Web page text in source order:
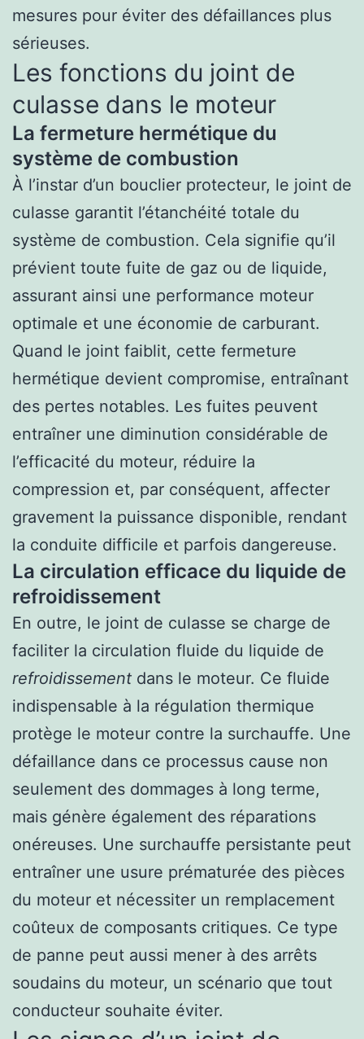
mesures pour éviter des défaillances plus
sérieuses.
Les fonctions du joint de
culasse dans le moteur
La fermeture hermétique du
système de combustion
À l’instar d’un bouclier protecteur, le joint de
culasse garantit l’étanchéité totale du
système de combustion. Cela signifie qu’il
prévient toute fuite de gaz ou de liquide,
assurant ainsi une performance moteur
optimale et une économie de carburant.
Quand le joint faiblit, cette fermeture
hermétique devient compromise, entraînant
des pertes notables. Les fuites peuvent
entraîner une diminution considérable de
l’efficacité du moteur, réduire la
compression et, par conséquent, affecter
gravement la puissance disponible, rendant
la conduite difficile et parfois dangereuse.
La circulation efficace du liquide de
refroidissement
En outre, le joint de culasse se charge de
faciliter la circulation fluide du liquide de
refroidissement dans le moteur. Ce fluide
indispensable à la régulation thermique
protège le moteur contre la surchauffe. Une
défaillance dans ce processus cause non
seulement des dommages à long terme,
mais génère également des réparations
onéreuses. Une surchauffe persistante peut
entraîner une usure prématurée des pièces
du moteur et nécessiter un remplacement
coûteux de composants critiques. Ce type
de panne peut aussi mener à des arrêts
soudains du moteur, un scénario que tout
conducteur souhaite éviter.